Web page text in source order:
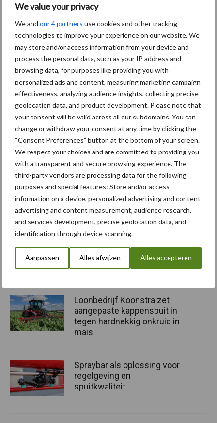
We value your privacy
We and our 4 partners use cookies and other tracking
technologies to improve your experience on our website. We
may store and/or access information from your device and
process the personal data, such as your IP address and
browsing data, for purposes like providing you with
personalized ads and content, measuring marketing campaign
effectiveness, analyzing audience insights, collecting precise
geolocation data, and product development. Please note that
your consent will be valid across all our subdomains. You can
change or withdraw your consent at any time by clicking the
“Consent Preferences” button at the bottom of your screen.
We respect your choices and are committed to providing you
with a transparent and secure browsing experience. The
third-party vendors are processing data for the following
purposes and special features: Store and/or access
information on a device, personalized advertising and content,
advertising and content measurement, audience research,
and services development, precise geolocation data, and
identification through device scanning.
Aanpassen Alles afwijzen Alles accepteren
Het easyFlow CTS-systeem van Agrotop, gemonteerd op een
veldspuit.
gebruiken is in de basis natuurlijk een verplichting. Maar je kunt
het ook zo zien: eigenlijk hadden we dit al veel eerder moeten
bedenken. Het doseren werkt heel makkelijk en je komt niet meer
in directe aanraking met gewasbeschermingsmiddelen”, vertelt
Benny Scholtens namens Agrotop.
Tekst: Kim Sjoers
Beeld: Kim Sjoers en Agrotop
Aanbevolen voor jou! spuiten
Loonbedrijf Koonstra zet
aangepaste kappenspuit in
tegen hardnekkig onkruid in
mais
Spraybar als oplossing voor
regelgeving en
spuitkwaliteit